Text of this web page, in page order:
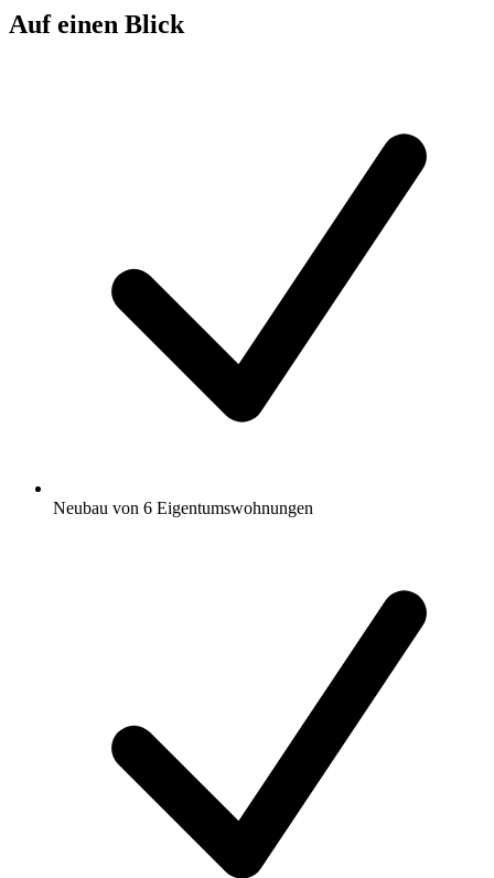
Auf einen Blick
Neubau von 6 Eigentumswohnungen